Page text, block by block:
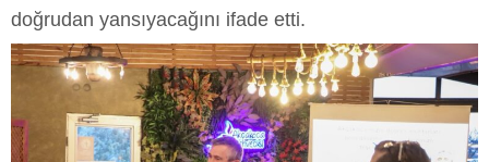
doğrudan yansıyacağını ifade etti.